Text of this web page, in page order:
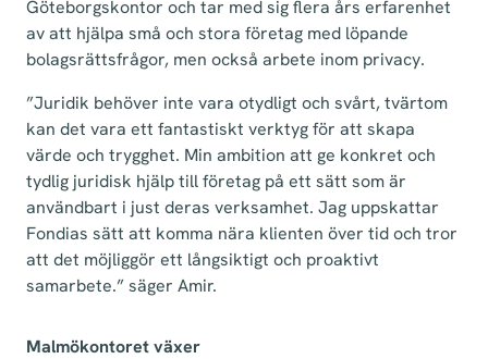
Göteborgskontor och tar med sig flera års erfarenhet
av att hjälpa små och stora företag med löpande
bolagsrättsfrågor, men också arbete inom privacy.
”Juridik behöver inte vara otydligt och svårt, tvärtom
kan det vara ett fantastiskt verktyg för att skapa
värde och trygghet. Min ambition att ge konkret och
tydlig juridisk hjälp till företag på ett sätt som är
användbart i just deras verksamhet. Jag uppskattar
Fondias sätt att komma nära klienten över tid och tror
att det möjliggör ett långsiktigt och proaktivt
samarbete.” säger Amir.
Malmökontoret växer